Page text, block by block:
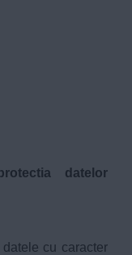
datelor
cu caracter